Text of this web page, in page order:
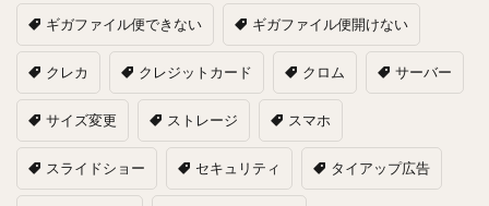
ギガファイル便できない ギガファイル便開けない
クレカ クレジットカード クロム サーバー
サイズ変更 ストレージ スマホ
スライドショー セキュリティ タイアップ広告